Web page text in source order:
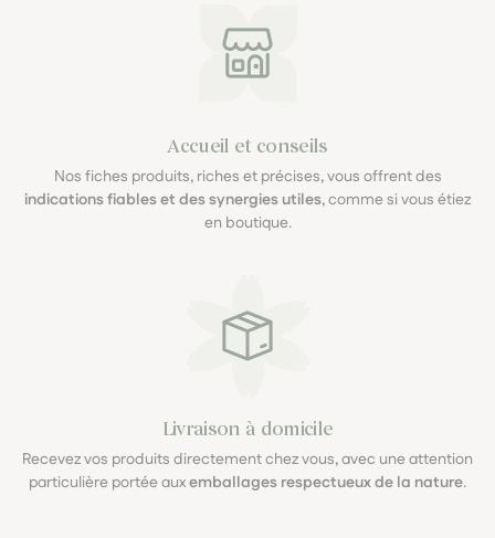
Accueil et conseils
Nos fiches produits, riches et précises, vous offrent des
indications fiables et des synergies utiles, comme si vous étiez
en boutique.
Livraison à domicile
Recevez vos produits directement chez vous, avec une attention
particulière portée auxemballages respectueux de la nature.